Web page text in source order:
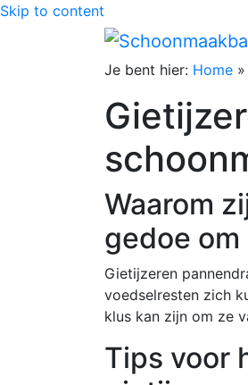
Skip to content
Je bent hier: Home »
Waarom
gedoe
Gietijzeren
voedselresten zich
klus kan zijn om ze
Tips voor